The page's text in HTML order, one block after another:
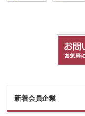
新着会員企業